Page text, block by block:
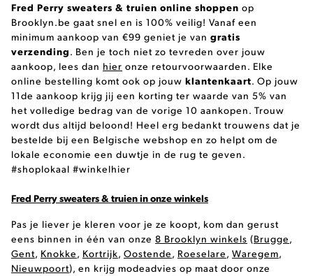
Fred Perry sweaters & truien online shoppen op
Brooklyn.be gaat snel en is 100% veilig! Vanaf een
minimum aankoop van €99 geniet je van gratis
verzending. Ben je toch niet zo tevreden over jouw
aankoop, lees dan hier onze retourvoorwaarden. Elke
online bestelling komt ook op jouw klantenkaart. Op jouw
11de aankoop krijg jij een korting ter waarde van 5% van
het volledige bedrag van de vorige 10 aankopen. Trouw
wordt dus altijd beloond! Heel erg bedankt trouwens dat je
bestelde bij een Belgische webshop en zo helpt om de
lokale economie een duwtje in de rug te geven.
#shoplokaal #winkelhier
Fred Perry sweaters & truien in onze winkels
Pas je liever je kleren voor je ze koopt, kom dan gerust
eens binnen in één van onze 8 Brooklyn winkels (Brugge,
Gent, Knokke, Kortrijk, Oostende, Roeselare, Waregem,
Nieuwpoort), en krijg modeadvies op maat door onze